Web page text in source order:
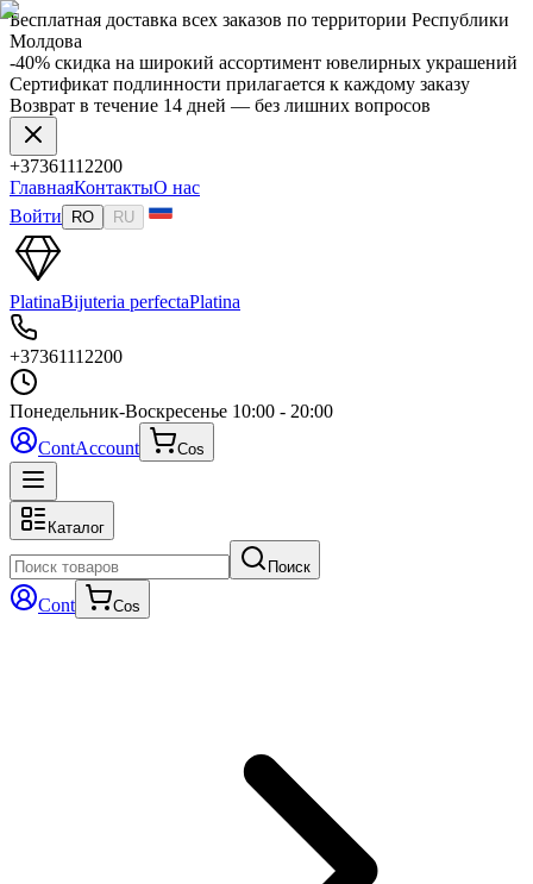
Бесплатная доставка всех заказов по территории Республики
Молдова
-40% скидка на широкий ассортимент ювелирных украшений
Сертификат подлинности прилагается к каждому заказу
Возврат в течение 14 дней — без лишних вопросов
+37361112200
ГлавнаяКонтактыО нас
Войти
RO RU
PlatinaBijuteria perfectaPlatina
+37361112200
Понедельник-Воскресенье 10:00 - 20:00
ContAccount Cos
Каталог
Поиск
Cont Cos